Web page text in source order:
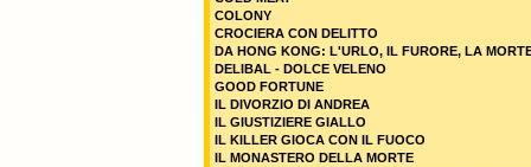
COLONY
CROCIERA CON DELITTO
DA HONG KONG: L'URLO, IL FURORE, LA
DELIBAL - DOLCE VELENO
GOOD FORTUNE
IL DIVORZIO DI ANDREA
IL GIUSTIZIERE GIALLO
IL KILLER GIOCA CON IL FUOCO
IL MONASTERO DELLA MORTE